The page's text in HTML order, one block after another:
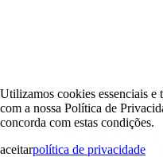
Utilizamos cookies essenciais e
com a nossa Política de
concorda com estas condições.
aceitarpolítica de privacidade